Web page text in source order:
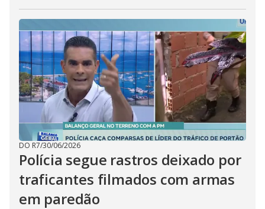
DO R7/30/06/2026
Polícia segue rastros deixado por
traficantes filmados com armas
em paredão